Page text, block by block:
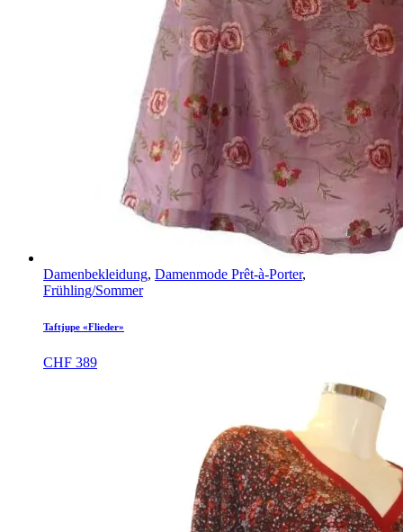
Damenbekleidung, Damenmode Prêt-à-Porter,
Frühling/Sommer
Taftjupe «Flieder»
CHF 389